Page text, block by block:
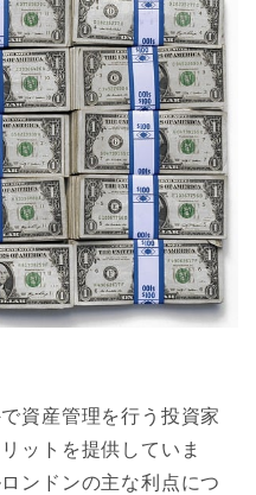
資産管理を行う投資家
ットを提供していま
ンドンの主な利点につ